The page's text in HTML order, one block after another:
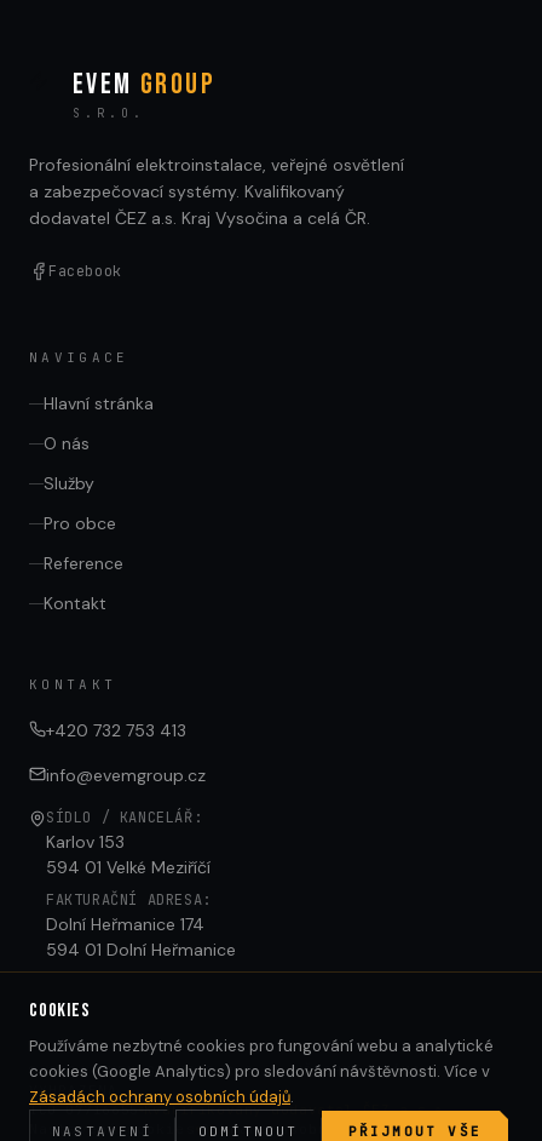
EVEM GROUP
S.R.O.
Profesionální elektroinstalace, veřejné osvětlení
a zabezpečovací systémy. Kvalifikovaný
dodavatel ČEZ a.s. Kraj Vysočina a celá ČR.
Facebook
NAVIGACE
Hlavní stránka
O nás
Služby
Pro obce
Reference
Kontakt
KONTAKT
+420 732 753 413
info@evemgroup.cz
SÍDLO / KANCELÁŘ:
Karlov 153
594 01 Velké Meziříčí
FAKTURAČNÍ ADRESA:
Dolní Heřmanice 174
594 01 Dolní Heřmanice
©2026 EVEM GROUP S.R.O. — VŠECHNA PRÁVA
VYHRAZENA
IČO 07716655 Kvalifikovaný dodavatel ČEZ a.s.
Nastavení cookies
Ochrana osobních údajů
COOKIES
Používáme nezbytné cookies pro fungování webu a analytické
cookies (Google Analytics) pro sledování návštěvnosti. Více v
Zásadách ochrany osobních údajů.
NASTAVENÍ ODMÍTNOUT PŘIJMOUT VŠE